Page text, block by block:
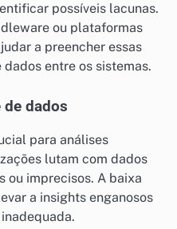
possíveis lacunas.
ou plataformas
a preencher essas
entre os sistemas.
de dados
para análises
lutam com dados
ou imprecisos. A baixa
a insights enganosos